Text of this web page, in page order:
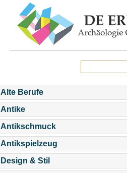
Alte Berufe
Antike
Antikschmuck
Antikspielzeug
Design & Stil